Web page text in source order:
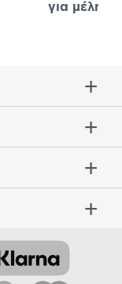
για μέλη